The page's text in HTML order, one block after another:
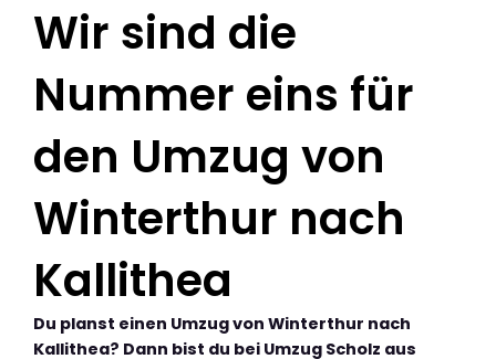
Wir sind die
Nummer eins für
den Umzug von
Winterthur nach
Kallithea
Du planst einen Umzug von Winterthur nach
Kallithea? Dann bist du bei Umzug Scholz aus